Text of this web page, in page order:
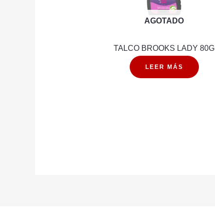
AGOTADO
TALCO BROOKS LADY 80G
LEER MÁS